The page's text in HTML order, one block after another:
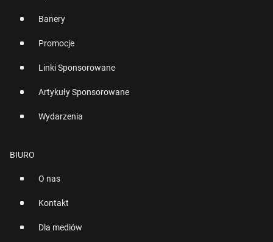
Banery
Promocje
Linki Sponsorowane
Artykuły Sponsorowane
Wydarzenia
BIURO
O nas
Kontakt
Dla mediów